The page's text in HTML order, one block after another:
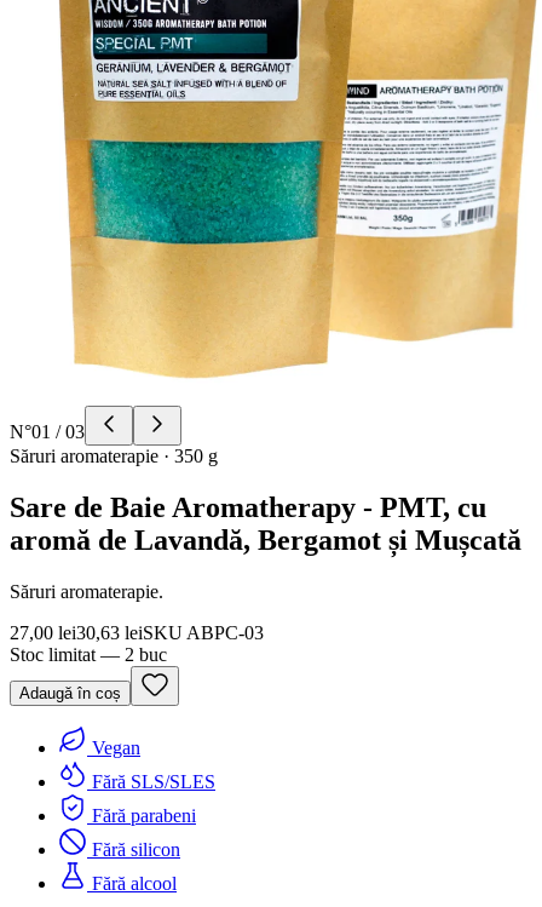
N°01 /03
Săruri aromaterapie · 350 g
Sare de Baie Aromatherapy - PMT, cu
aromă de Lavandă, Bergamot și Mușcată
Săruri aromaterapie.
27,00 lei30,63 leiSKU ABPC-03
Stoc limitat — 2 buc
Adaugă în coș
Vegan
Fără SLS/SLES
Fără parabeni
Fără silicon
Fără alcool